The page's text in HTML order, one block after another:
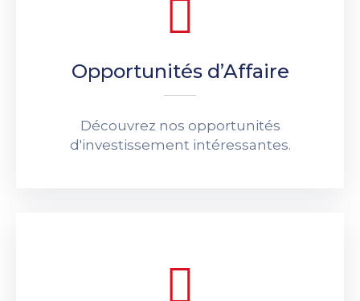
Opportunités d’Affaire
Découvrez nos opportunités
d'investissement intéressantes.